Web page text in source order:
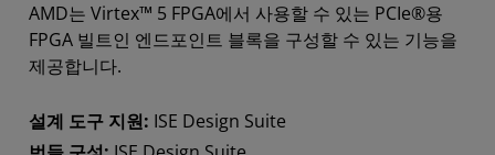
AMD는 Virtex™ 5 FPGA에서 사용할 수 있는 PCIe®용
FPGA 빌트인 엔드포인트 블록을 구성할 수 있는 기능을
제공합니다.
설계 도구 지원: ISE Design Suite